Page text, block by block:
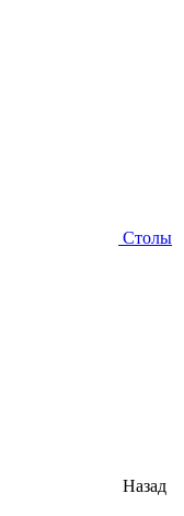
Столы
Назад